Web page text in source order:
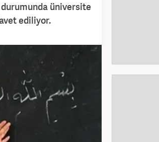
durumunda üniversite
ediliyor.